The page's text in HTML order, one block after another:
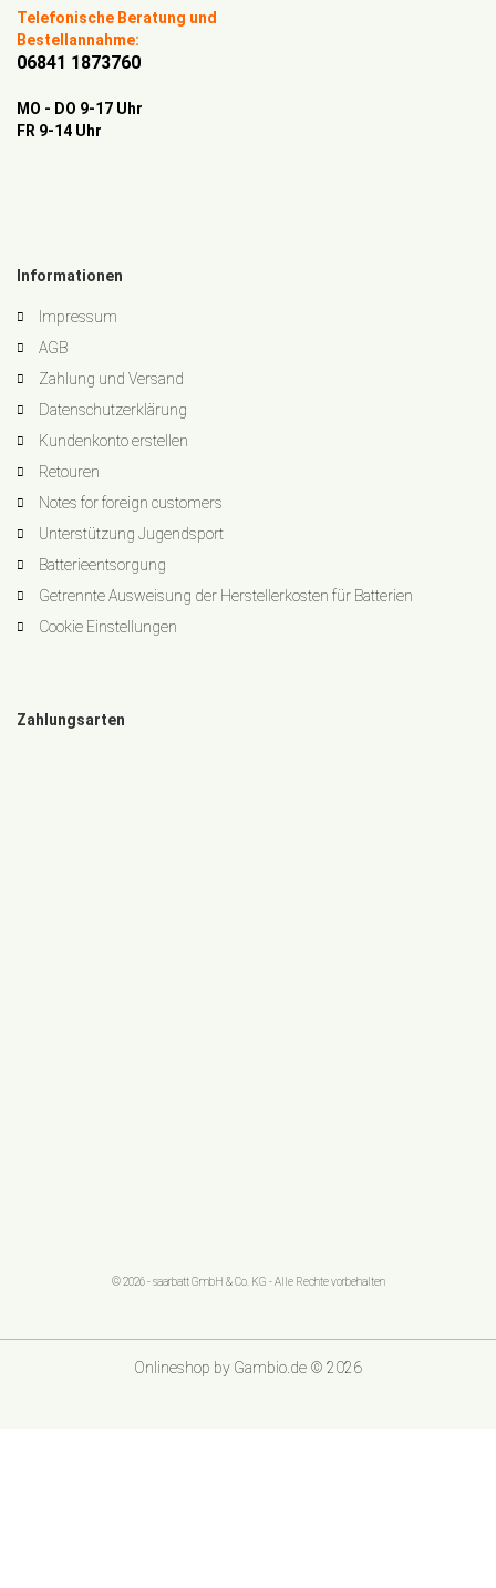
Telefonische Beratung und
Bestellannahme:
06841 1873760
MO - DO 9-17 Uhr
FR 9-14 Uhr
Informationen
Impressum
AGB
Zahlung und Versand
Datenschutzerklärung
Kundenkonto erstellen
Retouren
Notes for foreign customers
Unterstützung Jugendsport
Batterieentsorgung
Getrennte Ausweisung der Herstellerkosten für Batterien
Cookie Einstellungen
Zahlungsarten
© 2026 - saarbatt GmbH & Co. KG - Alle Rechte vorbehalten
Onlineshop by Gambio.de © 2026